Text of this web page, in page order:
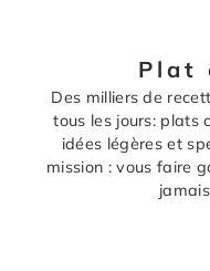
Plat
Des milliers de
tous les jours: plats
idées légères et
mission : vous faire